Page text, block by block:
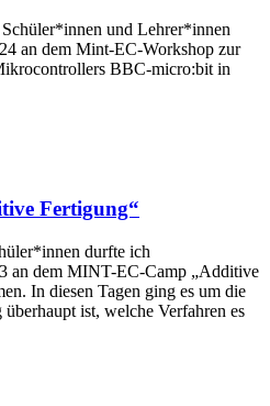
und Lehrer*innen
an dem Mint-EC-Workshop zur
BBC-micro:bit in
Fertigung“
durfte ich
an dem MINT-EC-Camp „Additive
In diesen Tagen ging es um die
ist, welche Verfahren es